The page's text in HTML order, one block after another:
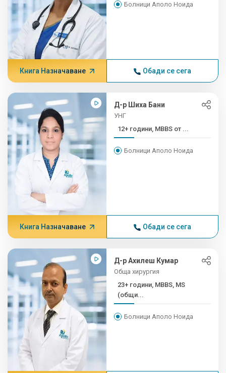
Болници Аполо Ноида
Книга Назначаване Обади се сега
Д-р Шиха Бани
УНГ
12+ години, MBBS от ...
Болници Аполо Ноида
Книга Назначаване Обади се сега
Д-р Ахилеш Кумар
Обща хирургия
23+ години, MBBS, MS
(общи...
Болници Аполо Ноида